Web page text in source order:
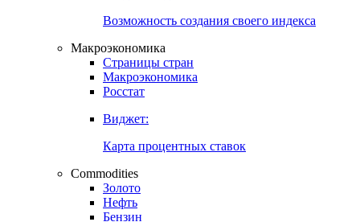
Ставки центральных банков
Создать индекс
Возможность создания своего индекса
Страницы стран
Росстат
Виджет:
Карта процентных ставок